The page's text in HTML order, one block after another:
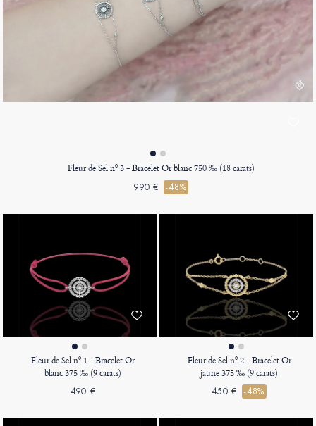
Fleur de Sel nº 3 - Bracelet Or blanc 750 ‰ (18 carats)
990 € -48%
Fleur de Sel nº 1 - Bracelet Or
blanc 375 ‰ (9 carats)
490 €
Fleur de Sel nº 2 - Bracelet Or
jaune 375 ‰ (9 carats)
450 € -48%